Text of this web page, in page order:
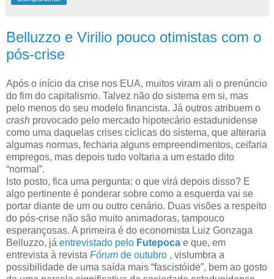
Belluzzo e Virilio pouco otimistas com o
pós-crise
Após o início da crise nos EUA, muitos viram ali o prenúncio
do fim do capitalismo. Talvez não do sistema em si, mas
pelo menos do seu modelo financista. Já outros atribuem o
crash provocado pelo mercado hipotecário estadunidense
como uma daquelas crises cíclicas do sistema, que alteraria
algumas normas, fecharia alguns empreendimentos, ceifaria
empregos, mas depois tudo voltaria a um estado dito
“normal”.
Isto posto, fica uma pergunta: o que virá depois disso? E
algo pertinente é ponderar sobre como a esquerda vai se
portar diante de um ou outro cenário. Duas visões a respeito
do pós-crise não são muito animadoras, tampouco
esperançosas. A primeira é do economista Luiz Gonzaga
Belluzzo, já entrevistado pelo Futepoca e que, em
entrevista à revista Fórum de outubro , vislumbra a
possibilidade de uma saída mais “fascistóide”, bem ao gosto